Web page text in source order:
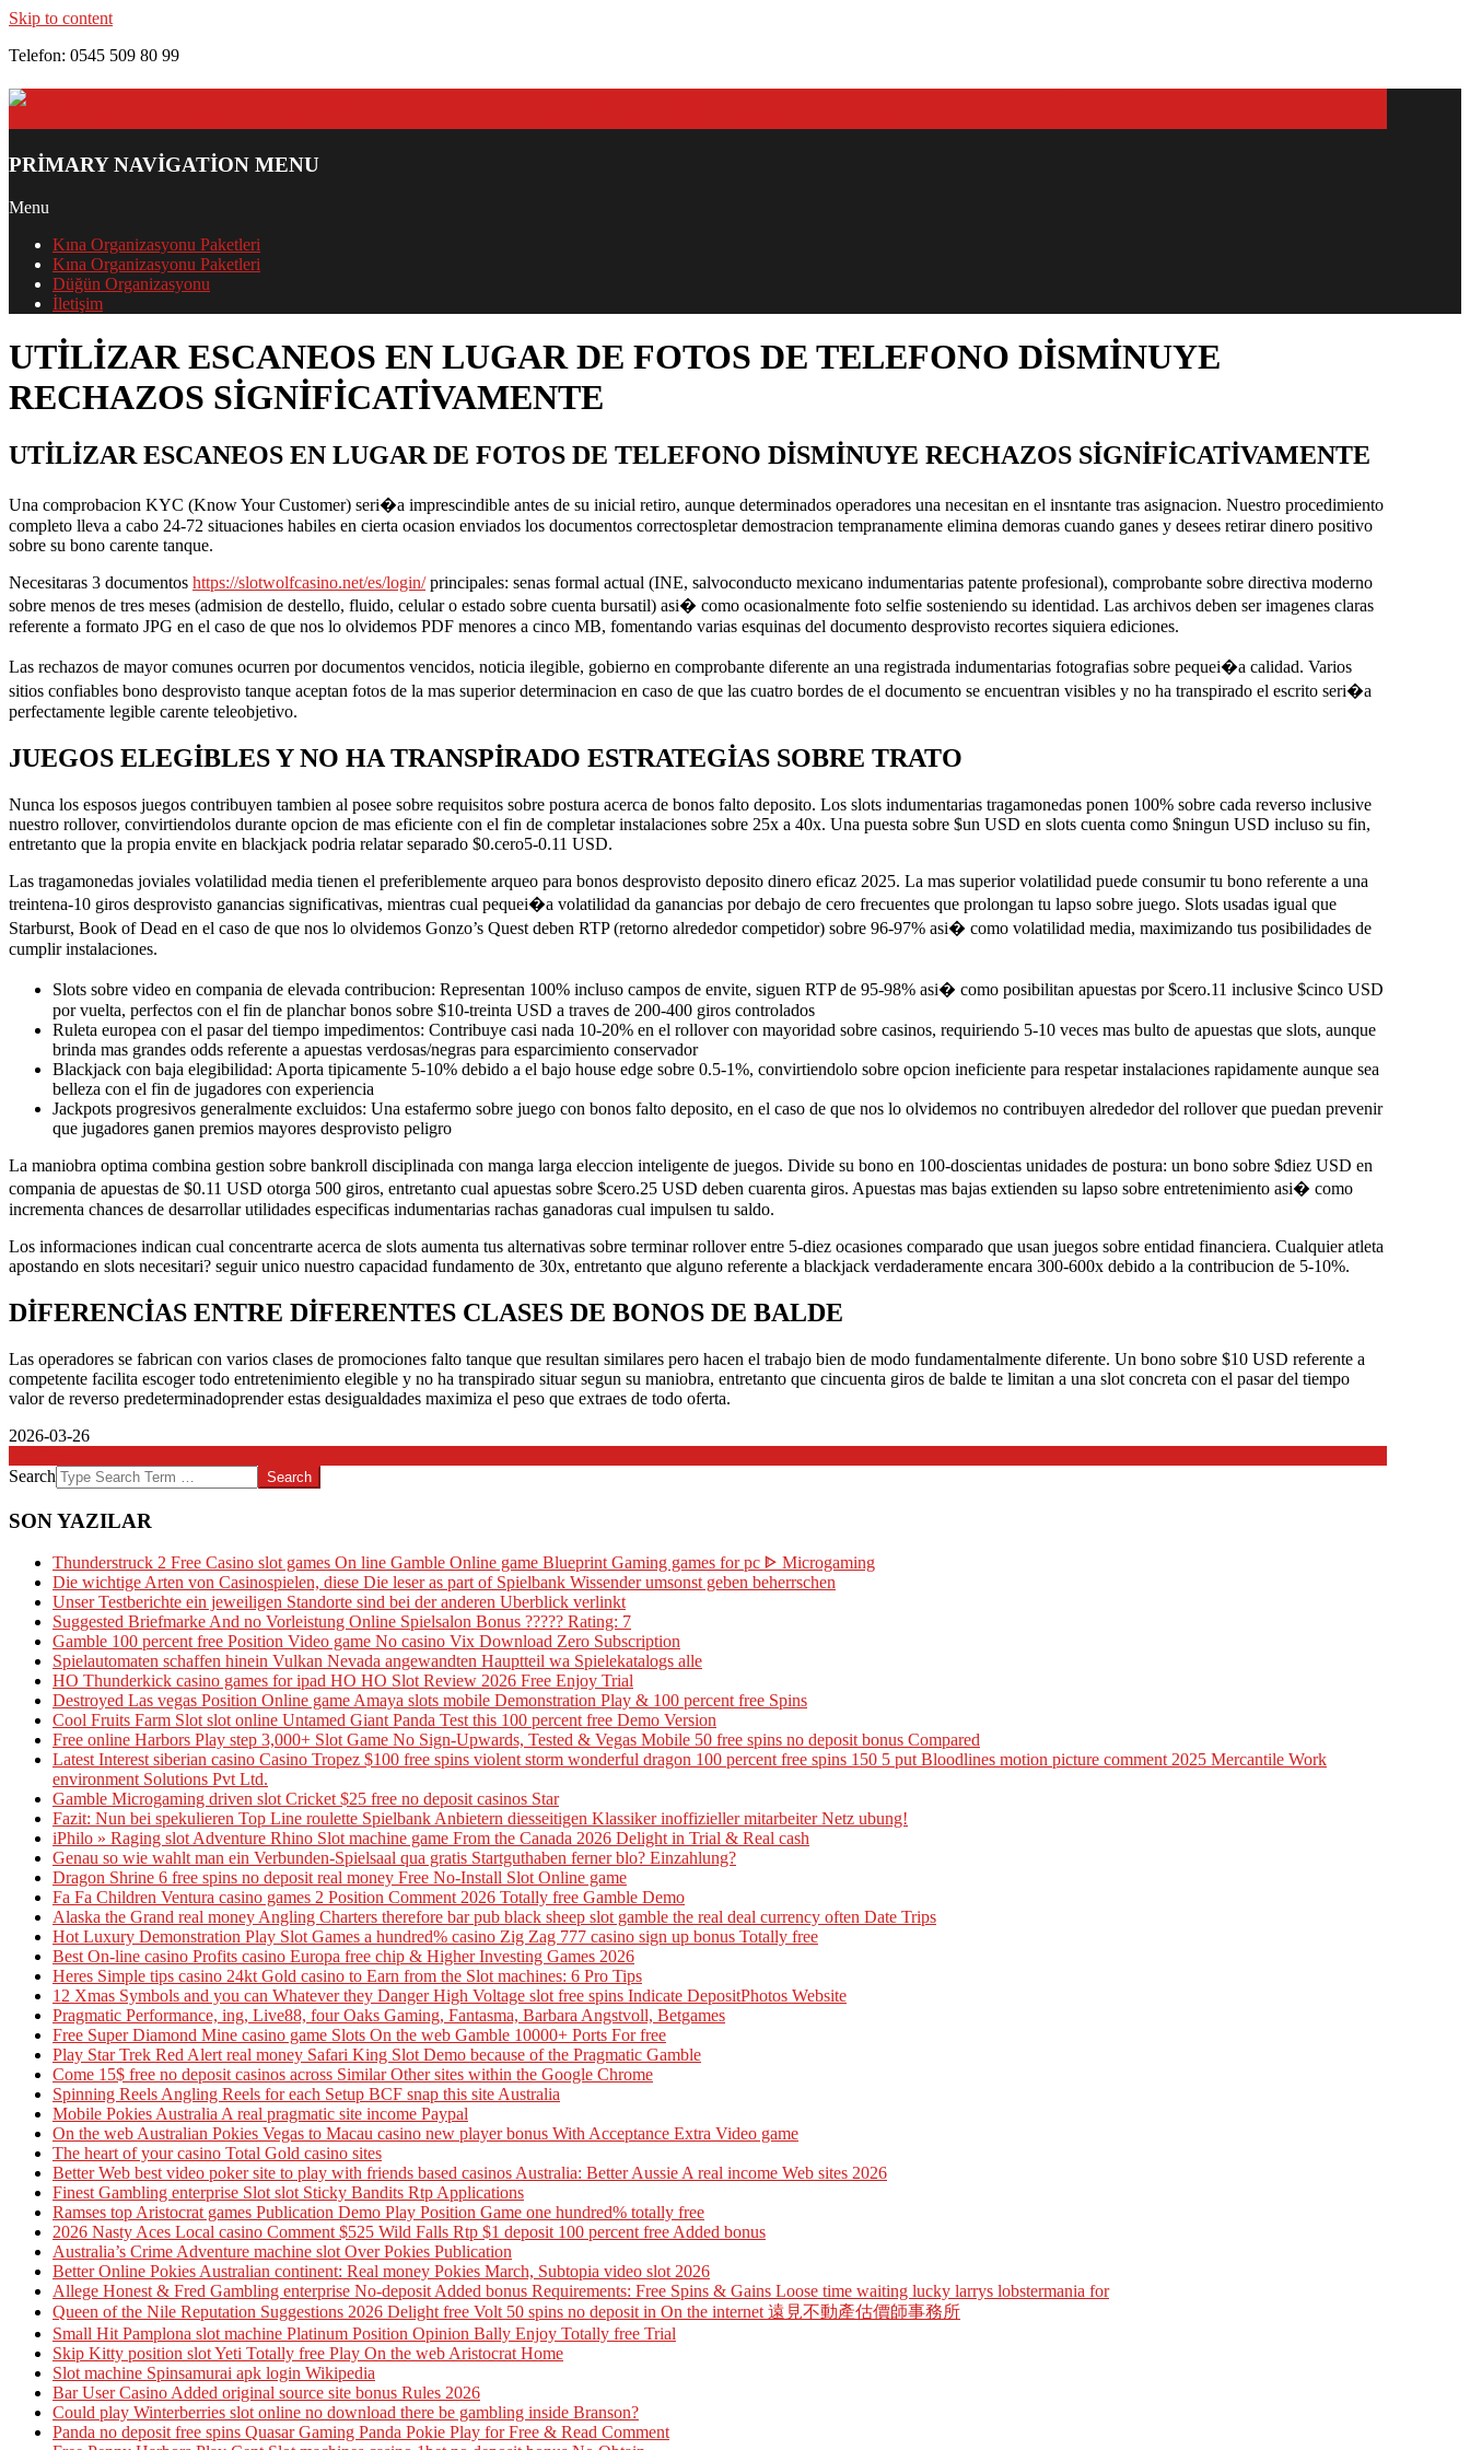
Skip to content
Telefon: 0545 509 80 99
PRIMARY NAVIGATION MENU
Menu
Kına Organizasyonu Paketleri
Kına Organizasyonu Paketleri
Düğün Organizasyonu
İletişim
UTILIZAR ESCANEOS EN LUGAR DE FOTOS DE TELEFONO DISMINUYE
RECHAZOS SIGNIFICATIVAMENTE
UTILIZAR ESCANEOS EN LUGAR DE FOTOS DE TELEFONO DISMINUYE RECHAZOS SIGNIFICATIVAMENTE
Una comprobacion KYC (Know Your Customer) seri�a imprescindible antes de su inicial retiro, aunque determinados operadores una necesitan en el insntante tras asignacion. Nuestro procedimiento
completo lleva a cabo 24-72 situaciones habiles en cierta ocasion enviados los documentos correctospletar demostracion tempranamente elimina demoras cuando ganes y desees retirar dinero positivo
sobre su bono carente tanque.
Necesitaras 3 documentos https://slotwolfcasino.net/es/login/principales: senas formal actual (INE, salvoconducto mexicano indumentarias patente profesional), comprobante sobre directiva moderno
sobre menos de tres meses (admision de destello, fluido, celular o estado sobre cuenta bursatil) asi� como ocasionalmente foto selfie sosteniendo su identidad. Las archivos deben ser imagenes claras
referente a formato JPG en el caso de que nos lo olvidemos PDF menores a cinco MB, fomentando varias esquinas del documento desprovisto recortes siquiera ediciones.
Las rechazos de mayor comunes ocurren por documentos vencidos, noticia ilegible, gobierno en comprobante diferente an una registrada indumentarias fotografias sobre pequei�a calidad. Varios
sitios confiables bono desprovisto tanque aceptan fotos de la mas superior determinacion en caso de que las cuatro bordes de el documento se encuentran visibles y no ha transpirado el escrito seri�a
perfectamente legible carente teleobjetivo.
JUEGOS ELEGIBLES Y NO HA TRANSPIRADO ESTRATEGIAS SOBRE TRATO
Nunca los esposos juegos contribuyen tambien al posee sobre requisitos sobre postura acerca de bonos falto deposito. Los slots indumentarias tragamonedas ponen 100% sobre cada reverso inclusive
nuestro rollover, convirtiendolos durante opcion de mas eficiente con el fin de completar instalaciones sobre 25x a 40x. Una puesta sobre $un USD en slots cuenta como $ningun USD incluso su fin,
entretanto que la propia envite en blackjack podria relatar separado $0.cero5-0.11 USD.
Las tragamonedas joviales volatilidad media tienen el preferiblemente arqueo para bonos desprovisto deposito dinero eficaz 2025. La mas superior volatilidad puede consumir tu bono referente a una
treintena-10 giros desprovisto ganancias significativas, mientras cual pequei�a volatilidad da ganancias por debajo de cero frecuentes que prolongan tu lapso sobre juego. Slots usadas igual que
Starburst, Book of Dead en el caso de que nos lo olvidemos Gonzo’s Quest deben RTP (retorno alrededor competidor) sobre 96-97% asi� como volatilidad media, maximizando tus posibilidades de
cumplir instalaciones.
Slots sobre video en compania de elevada contribucion: Representan 100% incluso campos de envite, siguen RTP de 95-98% asi� como posibilitan apuestas por $cero.11 inclusive $cinco USD
por vuelta, perfectos con el fin de planchar bonos sobre $10-treinta USD a traves de 200-400 giros controlados
Ruleta europea con el pasar del tiempo impedimentos: Contribuye casi nada 10-20% en el rollover con mayoridad sobre casinos, requiriendo 5-10 veces mas bulto de apuestas que slots, aunque
brinda mas grandes odds referente a apuestas verdosas/negras para esparcimiento conservador
Blackjack con baja elegibilidad: Aporta tipicamente 5-10% debido a el bajo house edge sobre 0.5-1%, convirtiendolo sobre opcion ineficiente para respetar instalaciones rapidamente aunque sea
belleza con el fin de jugadores con experiencia
Jackpots progresivos generalmente excluidos: Una estafermo sobre juego con bonos falto deposito, en el caso de que nos lo olvidemos no contribuyen alrededor del rollover que puedan prevenir
que jugadores ganen premios mayores desprovisto peligro
La maniobra optima combina gestion sobre bankroll disciplinada con manga larga eleccion inteligente de juegos. Divide su bono en 100-doscientas unidades de postura: un bono sobre $diez USD en
compania de apuestas de $0.11 USD otorga 500 giros, entretanto cual apuestas sobre $cero.25 USD deben cuarenta giros. Apuestas mas bajas extienden su lapso sobre entretenimiento asi� como
incrementa chances de desarrollar utilidades especificas indumentarias rachas ganadoras cual impulsen tu saldo.
Los informaciones indican cual concentrarte acerca de slots aumenta tus alternativas sobre terminar rollover entre 5-diez ocasiones comparado que usan juegos sobre entidad financiera. Cualquier atleta
apostando en slots necesitari? seguir unico nuestro capacidad fundamento de 30x, entretanto que alguno referente a blackjack verdaderamente encara 300-600x debido a la contribucion de 5-10%.
DIFERENCIAS ENTRE DIFERENTES CLASES DE BONOS DE BALDE
Las operadores se fabrican con varios clases de promociones falto tanque que resultan similares pero hacen el trabajo bien de modo fundamentalmente diferente. Un bono sobre $10 USD referente a
competente facilita escoger todo entretenimiento elegible y no ha transpirado situar segun su maniobra, entretanto que cincuenta giros de balde te limitan a una slot concreta con el pasar del tiempo
valor de reverso predeterminadoprender estas desigualdades maximiza el peso que extraes de todo oferta.
2026-03-26
Search
SON YAZILAR
Thunderstruck 2 Free Casino slot games On line Gamble Online game Blueprint Gaming games for pc ᐈ Microgaming
Die wichtige Arten von Casinospielen, diese Die leser as part of Spielbank Wissender umsonst geben beherrschen
Unser Testberichte ein jeweiligen Standorte sind bei der anderen Uberblick verlinkt
Suggested Briefmarke And no Vorleistung Online Spielsalon Bonus ????? Rating: 7
Gamble 100 percent free Position Video game No casino Vix Download Zero Subscription
Spielautomaten schaffen hinein Vulkan Nevada angewandten Hauptteil wa Spielekatalogs alle
HO Thunderkick casino games for ipad HO HO Slot Review 2026 Free Enjoy Trial
Destroyed Las vegas Position Online game Amaya slots mobile Demonstration Play & 100 percent free Spins
Cool Fruits Farm Slot slot online Untamed Giant Panda Test this 100 percent free Demo Version
Free online Harbors Play step 3,000+ Slot Game No Sign-Upwards, Tested & Vegas Mobile 50 free spins no deposit bonus Compared
Latest Interest siberian casino Casino Tropez $100 free spins violent storm wonderful dragon 100 percent free spins 150 5 put Bloodlines motion picture comment 2025 Mercantile Work
environment Solutions Pvt Ltd.
Gamble Microgaming driven slot Cricket $25 free no deposit casinos Star
Fazit: Nun bei spekulieren Top Line roulette Spielbank Anbietern diesseitigen Klassiker inoffizieller mitarbeiter Netz ubung!
iPhilo » Raging slot Adventure Rhino Slot machine game From the Canada 2026 Delight in Trial & Real cash
Genau so wie wahlt man ein Verbunden-Spielsaal qua gratis Startguthaben ferner blo? Einzahlung?
Dragon Shrine 6 free spins no deposit real money Free No-Install Slot Online game
Fa Fa Children Ventura casino games 2 Position Comment 2026 Totally free Gamble Demo
Alaska the Grand real money Angling Charters therefore bar pub black sheep slot gamble the real deal currency often Date Trips
Hot Luxury Demonstration Play Slot Games a hundred% casino Zig Zag 777 casino sign up bonus Totally free
Best On-line casino Profits casino Europa free chip & Higher Investing Games 2026
Heres Simple tips casino 24kt Gold casino to Earn from the Slot machines: 6 Pro Tips
12 Xmas Symbols and you can Whatever they Danger High Voltage slot free spins Indicate DepositPhotos Website
Pragmatic Performance, ing, Live88, four Oaks Gaming, Fantasma, Barbara Angstvoll, Betgames
Free Super Diamond Mine casino game Slots On the web Gamble 10000+ Ports For free
Play Star Trek Red Alert real money Safari King Slot Demo because of the Pragmatic Gamble
Come 15$ free no deposit casinos across Similar Other sites within the Google Chrome
Spinning Reels Angling Reels for each Setup BCF snap this site Australia
Mobile Pokies Australia A real pragmatic site income Paypal
On the web Australian Pokies Vegas to Macau casino new player bonus With Acceptance Extra Video game
The heart of your casino Total Gold casino sites
Better Web best video poker site to play with friends based casinos Australia: Better Aussie A real income Web sites 2026
Finest Gambling enterprise Slot slot Sticky Bandits Rtp Applications
Ramses top Aristocrat games Publication Demo Play Position Game one hundred% totally free
2026 Nasty Aces Local casino Comment $525 Wild Falls Rtp $1 deposit 100 percent free Added bonus
Australia’s Crime Adventure machine slot Over Pokies Publication
Better Online Pokies Australian continent: Real money Pokies March, Subtopia video slot 2026
Allege Honest & Fred Gambling enterprise No-deposit Added bonus Requirements: Free Spins & Gains Loose time waiting lucky larrys lobstermania for
Queen of the Nile Reputation Suggestions 2026 Delight free Volt 50 spins no deposit in On the internet 遠見不動產估價師事務所
Small Hit Pamplona slot machine Platinum Position Opinion Bally Enjoy Totally free Trial
Skip Kitty position slot Yeti Totally free Play On the web Aristocrat Home
Slot machine Spinsamurai apk login Wikipedia
Bar User Casino Added original source site bonus Rules 2026
Could play Winterberries slot online no download there be gambling inside Branson?
Panda no deposit free spins Quasar Gaming Panda Pokie Play for Free & Read Comment